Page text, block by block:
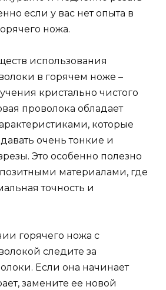
если у вас нет опыта в
ножа.
использования
в горячем ноже –
кристально чистого
проволока обладает
которые
очень тонкие и
Это особенно полезно
материалами, где
точность и
горячего ножа с
следите за
Если она начинает
замените ее новой